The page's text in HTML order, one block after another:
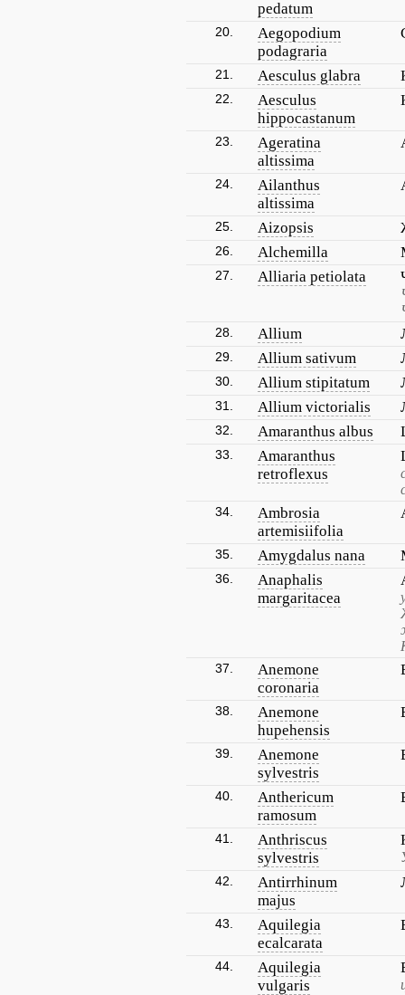
pedatum
20.
Aegopodium
podagraria
21. Aesculus glabra
22.
Aesculus
hippocastanum
23.
Ageratina
altissima
24.
Ailanthus
altissima
25. Aizopsis
26. Alchemilla
27. Alliaria petiolata
28. Allium
29. Allium sativum
30. Allium stipitatum
31. Allium victorialis
32. Amaranthus albus
33.
Amaranthus
retroflexus
34.
Ambrosia
artemisiifolia
35. Amygdalus nana
36.
Anaphalis
margaritacea
37.
Anemone
coronaria
38.
Anemone
hupehensis
39.
Anemone
sylvestris
40.
Anthericum
ramosum
41.
Anthriscus
sylvestris
42.
Antirrhinum
majus
43.
Aquilegia
ecalcarata
44.
Aquilegia
vulgaris